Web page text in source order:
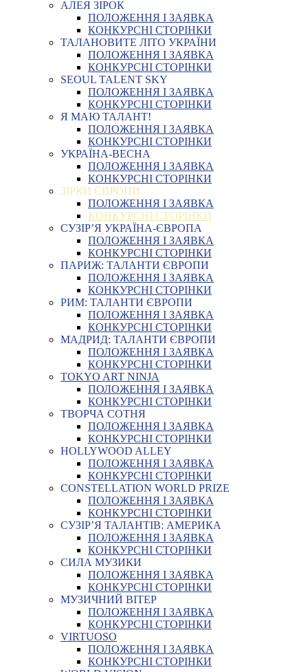
АЛЕЯ ЗІРОК
ПОЛОЖЕННЯ І ЗАЯВКА
КОНКУРСНІ СТОРІНКИ
ТАЛАНОВИТЕ ЛІТО УКРАЇНИ
ПОЛОЖЕННЯ І ЗАЯВКА
КОНКУРСНІ СТОРІНКИ
SEOUL TALENT SKY
ПОЛОЖЕННЯ І ЗАЯВКА
КОНКУРСНІ СТОРІНКИ
Я МАЮ ТАЛАНТ!
ПОЛОЖЕННЯ І ЗАЯВКА
КОНКУРСНІ СТОРІНКИ
УКРАЇНА-ВЕСНА
ПОЛОЖЕННЯ І ЗАЯВКА
КОНКУРСНІ СТОРІНКИ
ЗІРКИ ЄВРОПИ
ПОЛОЖЕННЯ І ЗАЯВКА
КОНКУРСНІ СТОРІНКИ
СУЗІР’Я УКРАЇНА-ЄВРОПА
ПОЛОЖЕННЯ І ЗАЯВКА
КОНКУРСНІ СТОРІНКИ
ПАРИЖ: ТАЛАНТИ ЄВРОПИ
ПОЛОЖЕННЯ І ЗАЯВКА
КОНКУРСНІ СТОРІНКИ
РИМ: ТАЛАНТИ ЄВРОПИ
ПОЛОЖЕННЯ І ЗАЯВКА
КОНКУРСНІ СТОРІНКИ
МАДРИД: ТАЛАНТИ ЄВРОПИ
ПОЛОЖЕННЯ І ЗАЯВКА
КОНКУРСНІ СТОРІНКИ
TOKYO ART NINJA
ПОЛОЖЕННЯ І ЗАЯВКА
КОНКУРСНІ СТОРІНКИ
ТВОРЧА СОТНЯ
ПОЛОЖЕННЯ І ЗАЯВКА
КОНКУРСНІ СТОРІНКИ
HOLLYWOOD ALLEY
ПОЛОЖЕННЯ І ЗАЯВКА
КОНКУРСНІ СТОРІНКИ
CONSTELLATION WORLD PRIZE
ПОЛОЖЕННЯ І ЗАЯВКА
КОНКУРСНІ СТОРІНКИ
СУЗІР’Я ТАЛАНТІВ: АМЕРИКА
ПОЛОЖЕННЯ І ЗАЯВКА
КОНКУРСНІ СТОРІНКИ
СИЛА МУЗИКИ
ПОЛОЖЕННЯ І ЗАЯВКА
КОНКУРСНІ СТОРІНКИ
МУЗИЧНИЙ ВІТЕР
ПОЛОЖЕННЯ І ЗАЯВКА
КОНКУРСНІ СТОРІНКИ
VIRTUOSO
ПОЛОЖЕННЯ І ЗАЯВКА
КОНКУРСНІ СТОРІНКИ